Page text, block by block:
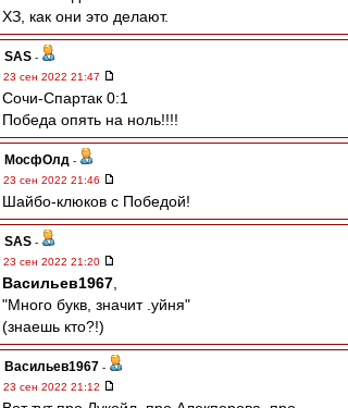
ХЗ, как они это делают.
SAS -
23 сен 2022 21:47
Сочи-Спартак 0:1
Победа опять на ноль!!!!
МосфОлд -
23 сен 2022 21:46
Шайбо-клюков с Победой!
SAS -
23 сен 2022 21:20
Васильев1967
"Много букв, значит .уйня"
(знаешь кто?!)
Васильев1967 -
23 сен 2022 21:12